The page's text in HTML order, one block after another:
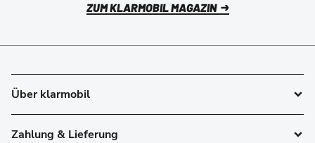
Zahlung & Lieferung
Über klarmobil
ZUM KLARMOBIL MAGAZIN